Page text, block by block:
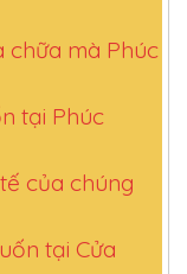
chữa mà Phúc
tại Phúc
của chúng
tại Cửa